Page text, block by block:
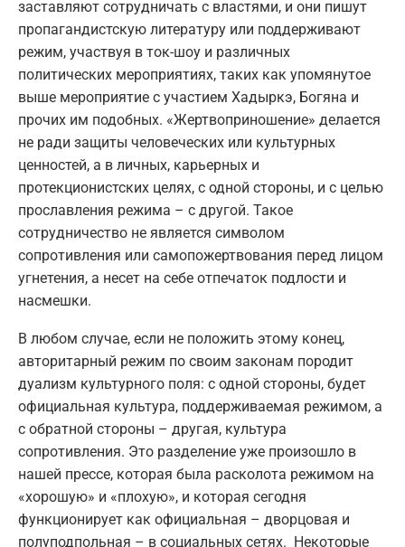
заставляют сотрудничать с властями, и они пишут
пропагандистскую литературу или поддерживают
режим, участвуя в ток-шоу и различных
политических мероприятиях, таких как упомянутое
выше мероприятие с участием Хадыркэ, Богяна и
прочих им подобных. «Жертвоприношение» делается
не ради защиты человеческих или культурных
ценностей, а в личных, карьерных и
протекционистских целях, с одной стороны, и с целью
прославления режима – с другой. Такое
сотрудничество не является символом
сопротивления или самопожертвования перед лицом
угнетения, а несет на себе отпечаток подлости и
насмешки.
В любом случае, если не положить этому конец,
авторитарный режим по своим законам породит
дуализм культурного поля: с одной стороны, будет
официальная культура, поддерживаемая режимом, а
с обратной стороны – другая, культура
сопротивления. Это разделение уже произошло в
нашей прессе, которая была расколота режимом на
«хорошую» и «плохую», и которая сегодня
функционирует как официальная – дворцовая и
полуподпольная – в социальных сетях. Некоторые